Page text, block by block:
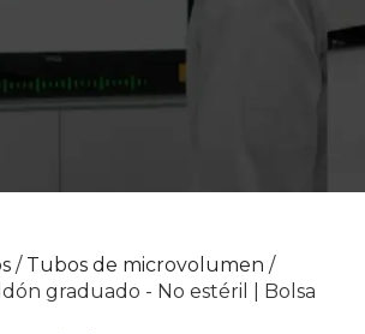
/ Tubos de microvolumen /
graduado - No estéril | Bolsa